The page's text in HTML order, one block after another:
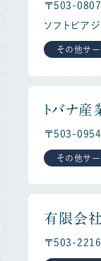
〒503-0807
ソフトピアジ
その他サ
トバナ
〒503-0954
その他サ
有限会社
〒503-2216